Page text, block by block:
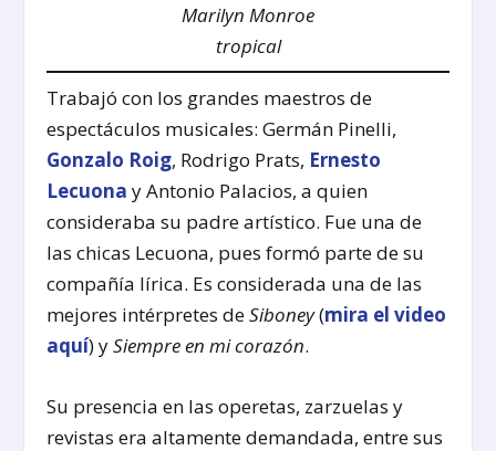
Marilyn Monroe
tropical
Trabajó con los grandes maestros de
espectáculos musicales: Germán Pinelli,
Gonzalo Roig, Rodrigo Prats, Ernesto
Lecuona y Antonio Palacios, a quien
consideraba su padre artístico. Fue una de
las chicas Lecuona, pues formó parte de su
compañía lírica. Es considerada una de las
mejores intérpretes deSiboney(mira el video
aquí) ySiempre en mi corazón.
Su presencia en las operetas, zarzuelas y
revistas era altamente demandada, entre sus